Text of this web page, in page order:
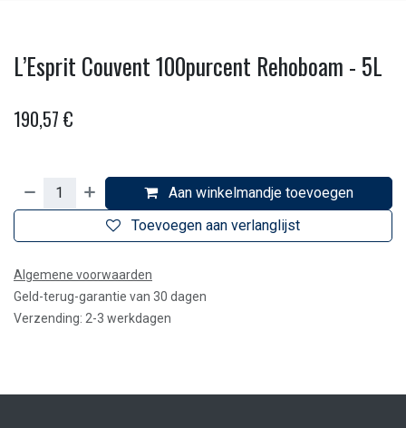
L’Esprit Couvent 100purcent Rehoboam - 5L
190,57 €
Aan winkelmandje toevoegen
Toevoegen aan verlanglijst
Algemene voorwaarden
Geld-terug-garantie van 30 dagen
Verzending: 2-3 werkdagen